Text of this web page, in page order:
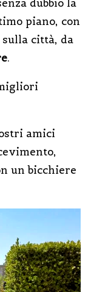
dubbio la
piano, con
città, da
.
amici
un bicchiere